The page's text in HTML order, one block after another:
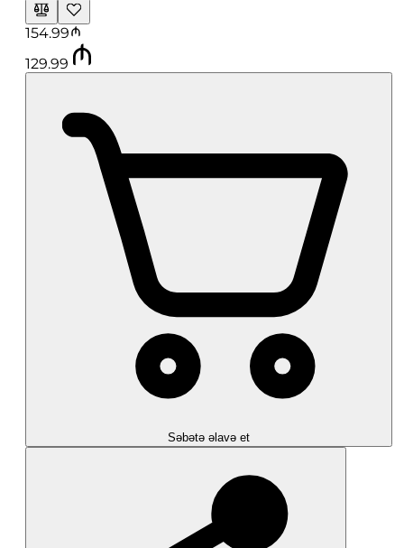
154.99
129.99
Səbətə əlavə et